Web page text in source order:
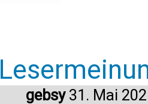
gebsy31. Mai